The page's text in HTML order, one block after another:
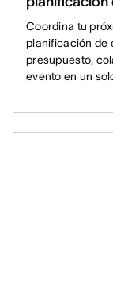
Coordina tu
planificación de
presupuesto,
evento en un